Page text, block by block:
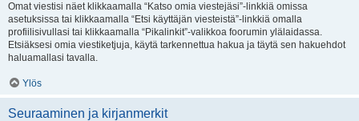
Omat viestisi näet klikkaamalla “Katso omia viestejäsi”-linkkiä omissa
asetuksissa tai klikkaamalla “Etsi käyttäjän viesteistä”-linkkiä omalla
profiilisivullasi tai klikkaamalla “Pikalinkit”-valikkoa foorumin ylälaidassa.
Etsiäksesi omia viestiketjuja, käytä tarkennettua hakua ja täytä sen hakuehdot
haluamallasi tavalla.
Ylös
Seuraaminen ja kirjanmerkit